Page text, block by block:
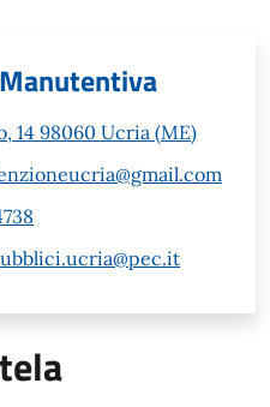
14 98060 Ucria (ME)